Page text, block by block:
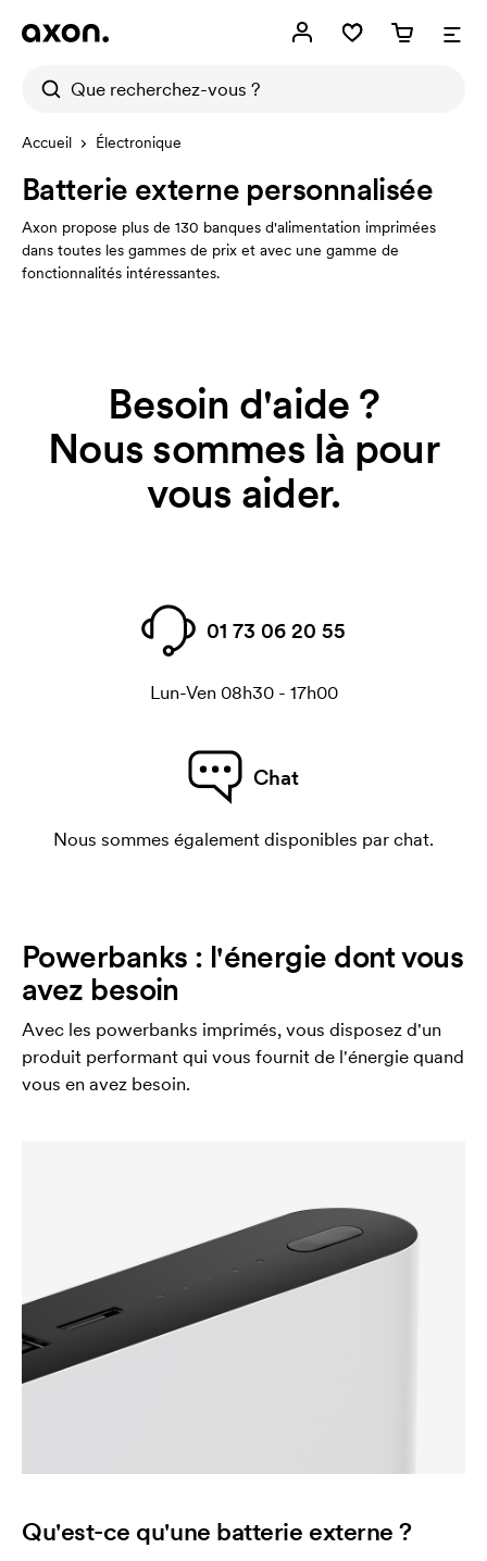
Accueil Électronique
Batterie externe personnalisée
Axon propose plus de 130 banques d'alimentation imprimées
dans toutes les gammes de prix et avec une gamme de
fonctionnalités intéressantes.
Besoin d'aide ?
Nous sommes là pour
vous aider.
01 73 06 20 55
Lun-Ven 08h30 - 17h00
Chat
Nous sommes également disponibles par chat.
Powerbanks : l'énergie dont vous
avez besoin
Avec les powerbanks imprimés, vous disposez d'un
produit performant qui vous fournit de l'énergie quand
vous en avez besoin.
Qu'est-ce qu'une batterie externe ?